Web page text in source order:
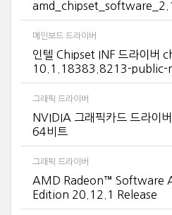
메인보드 드라이버
인텔 Chipset INF 드라이버
10.1.18383.8213-public-
그래픽 드라이버
NVIDIA 그래픽카드 드라
64비트
그래픽 드라이버
AMD Radeon™ Software
Edition 20.12.1 Release